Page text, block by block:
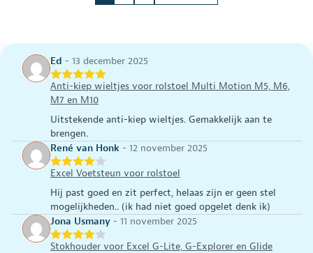
Ed - 13 december 2025
Anti-kiep wieltjes voor rolstoel Multi Motion M5, M6,
M7 en M10
Uitstekende anti-kiep wieltjes. Gemakkelijk aan te
brengen.
René van Honk - 12 november 2025
Excel Voetsteun voor rolstoel
Hij past goed en zit perfect, helaas zijn er geen stel
mogelijkheden.. (ik had niet goed opgelet denk ik)
Jona Usmany - 11 november 2025
Stokhouder voor Excel G-Lite, G-Explorer en Glide